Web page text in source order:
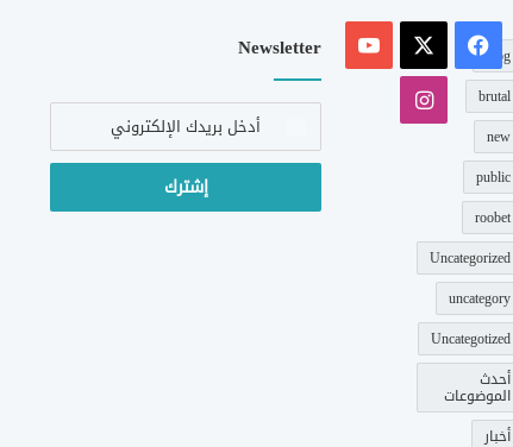
blog
brutal
new
public
roobet
Uncategorized
uncategory
Uncategotized
أحدث
الموضوعات
أخبار
فيسبوك
‫X
‫YouTube
انستقرام
Newsletter
أدخل
الإلكتروني